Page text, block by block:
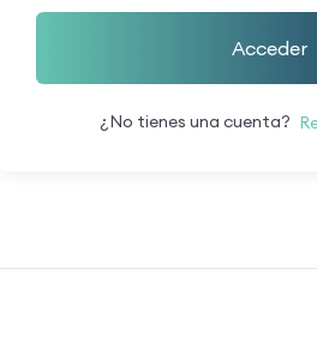
Acceder
¿No tienes una cuenta?